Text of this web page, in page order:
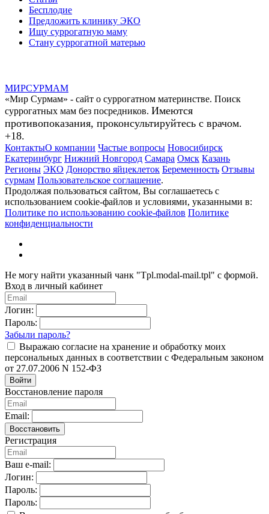
Бесплодие
Предложить клинику ЭКО
Ищу суррогатную маму
Стану суррогатной матерью
МИРСУРМАМ
«Мир Сурмам» - сайт о суррогатном материнстве. Поиск
суррогатных мам без посредников. Имеются
противопоказания, проконсультируйтесь с врачом.
+18.
КонтактыО компании Частые вопросы Новосибирск
Екатеринбург Нижний Новгород Самара Омск Казань
Регионы ЭКО Донорство яйцеклеток Беременность Отзывы
сурмам Пользовательское соглашение.
Продолжая пользоваться сайтом, Вы соглашаетесь с
использованием cookie-файлов и условиями, указанными в:
Политике по использованию cookie-файлов Политике
конфиденциальности
Не могу найти указанный чанк "Tpl.modal-mail.tpl" с формой.
Вход в личный кабинет
Логин:
Пароль:
Забыли пароль?
Выражаю согласие на хранение и обработку моих
персональных данных в соответствии с Федеральным законом
от 27.07.2006 N 152-ФЗ
Войти
Восстановление пароля
Email:
Восстановить
Регистрация
Ваш e-mail:
Логин:
Пароль:
Пароль: